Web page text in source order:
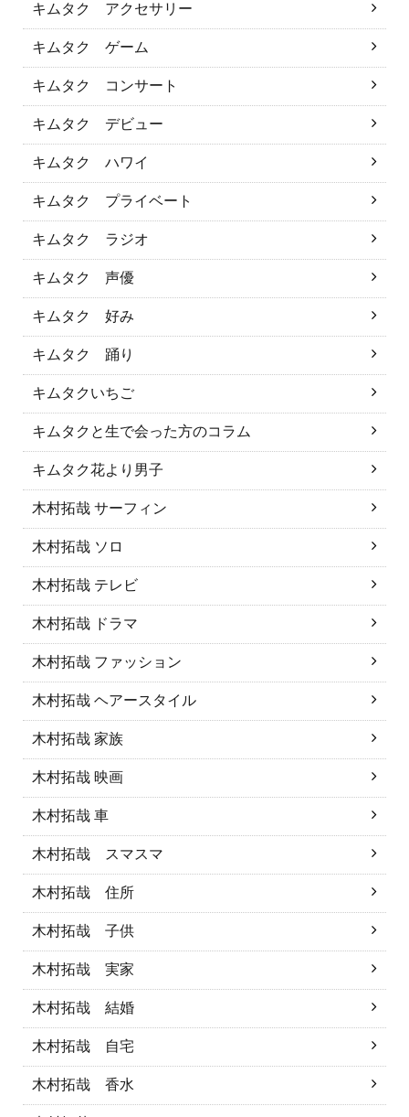
キムタク アクセサリー
キムタク ゲーム
キムタク コンサート
キムタク デビュー
キムタク ハワイ
キムタク プライベート
キムタク ラジオ
キムタク 声優
キムタク 好み
キムタク 踊り
キムタクいちご
キムタクと生で会った方のコラム
キムタク花より男子
木村拓哉 サーフィン
木村拓哉 ソロ
木村拓哉 テレビ
木村拓哉 ドラマ
木村拓哉 ファッション
木村拓哉 ヘアースタイル
木村拓哉 家族
木村拓哉 映画
木村拓哉 車
木村拓哉 スマスマ
木村拓哉 住所
木村拓哉 子供
木村拓哉 実家
木村拓哉 結婚
木村拓哉 自宅
木村拓哉 香水